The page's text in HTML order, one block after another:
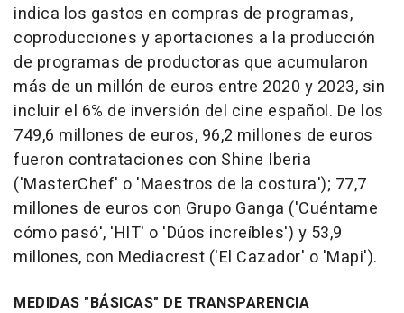
indica los gastos en compras de programas,
coproducciones y aportaciones a la producción
de programas de productoras que acumularon
más de un millón de euros entre 2020 y 2023, sin
incluir el 6% de inversión del cine español. De los
749,6 millones de euros, 96,2 millones de euros
fueron contrataciones con Shine Iberia
('MasterChef' o 'Maestros de la costura'); 77,7
millones de euros con Grupo Ganga ('Cuéntame
cómo pasó', 'HIT' o 'Dúos increíbles') y 53,9
millones, con Mediacrest ('El Cazador' o 'Mapi').
MEDIDAS "BÁSICAS" DE TRANSPARENCIA